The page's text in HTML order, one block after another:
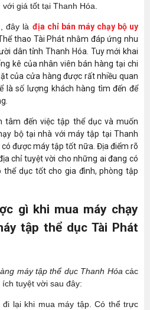
giá tốt tại Thanh Hóa.
đây là địa chỉ bán máy chạy bộ uy
thao Tài Phát nhằm đáp ứng nhu
dân tỉnh Thanh Hóa. Tuy mới khai
kê của nhân viên bán hàng tại chi
của cửa hàng được rất nhiều quan
là số lượng khách hàng tìm đến để
tâm đến việc tập thể dục và muốn
bộ tại nhà với máy tập tại Thanh
có được máy tập tốt nữa. Địa điểm rõ
chỉ tuyệt vời cho những ai đang có
dục tốt cho gia đình, phòng tập
gì khi mua máy chạy
tập thể dục Tài Phát
máy tập thể dục Thanh Hóa các
tuyệt vời sau đây:
lại khi mua máy tập. Có thể trực